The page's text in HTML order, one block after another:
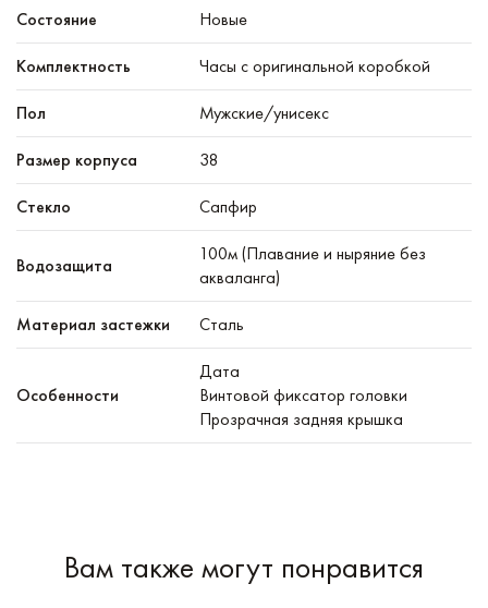
Состояние Новые
Комплектность Часы с оригинальной коробкой
Пол Мужские/унисекс
Размер корпуса 38
Стекло Сапфир
Водозащита
100м (Плавание и ныряние без
акваланга)
Материал застежки Сталь
Особенности
Дата
Винтовой фиксатор головки
Прозрачная задняя крышка
Вам также могут понравится